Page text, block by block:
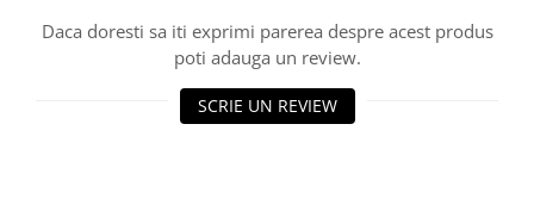
Daca doresti sa iti exprimi parerea despre acest produs
poti adauga un review.
SCRIE UN REVIEW